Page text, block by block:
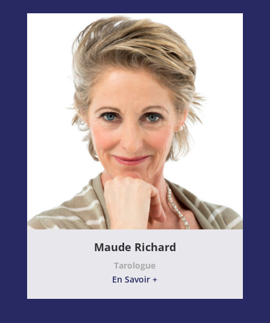
Maude Richard
Tarologue
En Savoir +